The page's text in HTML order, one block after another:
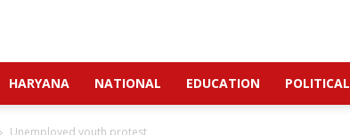
HARYANA NATIONAL EDUCATION POLITICAL
Unemployed youth protest